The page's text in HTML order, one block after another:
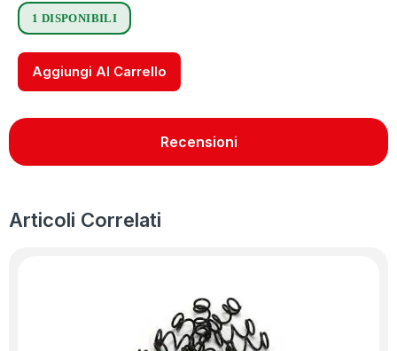
1 DISPONIBILI
Aggiungi Al Carrello
Recensioni
Articoli Correlati